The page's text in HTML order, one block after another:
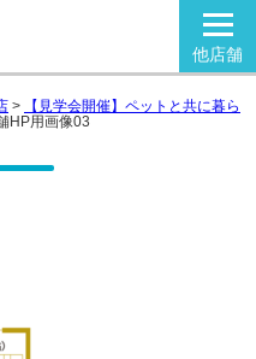
他店舗
>
【見学会開催】ペットと共に暮ら
HP用画像03